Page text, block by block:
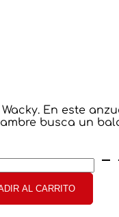
En este
busca un
AL CARRITO